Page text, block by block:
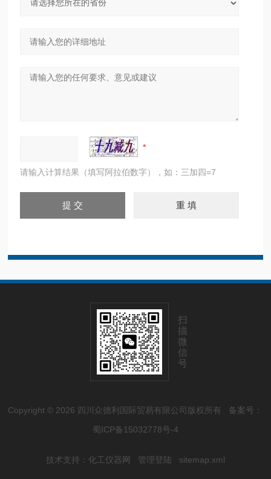
请输入计算结果（填写阿拉伯数字），如：三加四=7
扫
描
微
信
号
Copyright © 2026 四川众德利国际贸易有限公司版权所有 备案号：
蜀ICP备15032778号-4
技术支持： 化工仪器网 管理登陆 sitemap.xml